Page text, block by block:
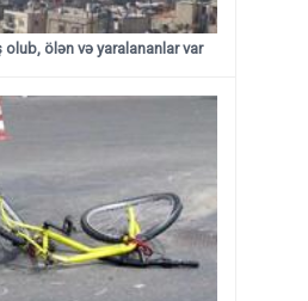
olub, ölən və yaralananlar var